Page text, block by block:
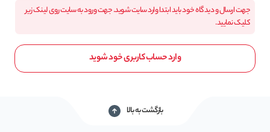
جهت ارسال و دیدگاه خود باید ابتدا وارد سایت شوید. جهت ورود به سایت روی لینک زیر
کلیک نمایید.
وارد حساب کاربری خود شوید
بازگشت به بالا